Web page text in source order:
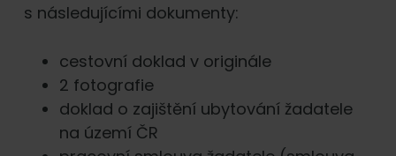
s následujícími dokumenty:
cestovní doklad v originále
2 fotografie
doklad o zajištění ubytování žadatele
na území ČR